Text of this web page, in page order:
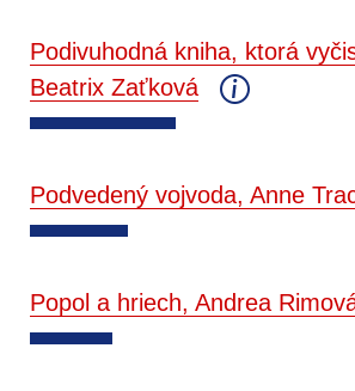
Podivuhodná kniha, ktorá
Beatrix Zaťková
Podvedený vojvoda, Anne
Popol a hriech, Andrea